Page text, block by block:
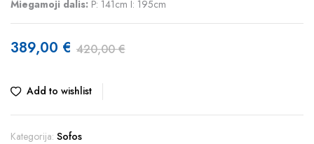
Miegamoji dalis: P: 141cm I: 195cm
420,00€
price
was:
420,00 €.
389,00 €
price
is:
389,00 €.
Add to wishlist
Kategorija: Sofos